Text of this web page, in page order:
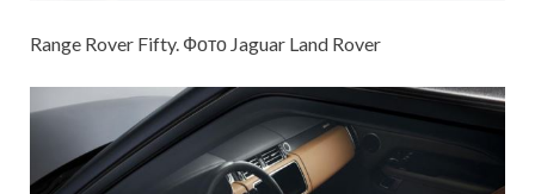
Range Rover Fifty. Фото Jaguar Land Rover